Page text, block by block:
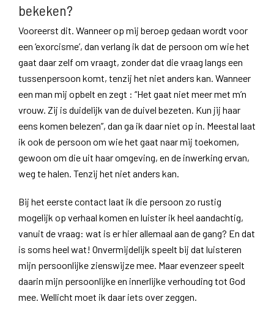
bekeken?
Vooreerst dit. Wanneer op mij beroep gedaan wordt voor
een ‘exorcisme’, dan verlang ik dat de persoon om wie het
gaat daar zelf om vraagt, zonder dat die vraag langs een
tussenpersoon komt, tenzij het niet anders kan. Wanneer
een man mij opbelt en zegt : “Het gaat niet meer met m’n
vrouw. Zij is duidelijk van de duivel bezeten. Kun jij haar
eens komen belezen”, dan ga ik daar niet op in. Meestal laat
ik ook de persoon om wie het gaat naar mij toekomen,
gewoon om die uit haar omgeving, en de inwerking ervan,
weg te halen. Tenzij het niet anders kan.
Bij het eerste contact laat ik die persoon zo rustig
mogelijk op verhaal komen en luister ik heel aandachtig,
vanuit de vraag: wat is er hier allemaal aan de gang? En dat
is soms heel wat! Onvermijdelijk speelt bij dat luisteren
mijn persoonlijke zienswijze mee. Maar evenzeer speelt
daarin mijn persoonlijke en innerlijke verhouding tot God
mee. Wellicht moet ik daar iets over zeggen.